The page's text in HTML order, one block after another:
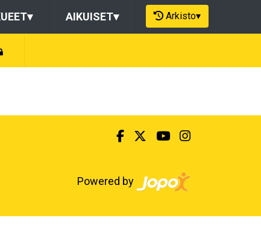
▾ AIKUISET▾ Arkisto▾
Powered by